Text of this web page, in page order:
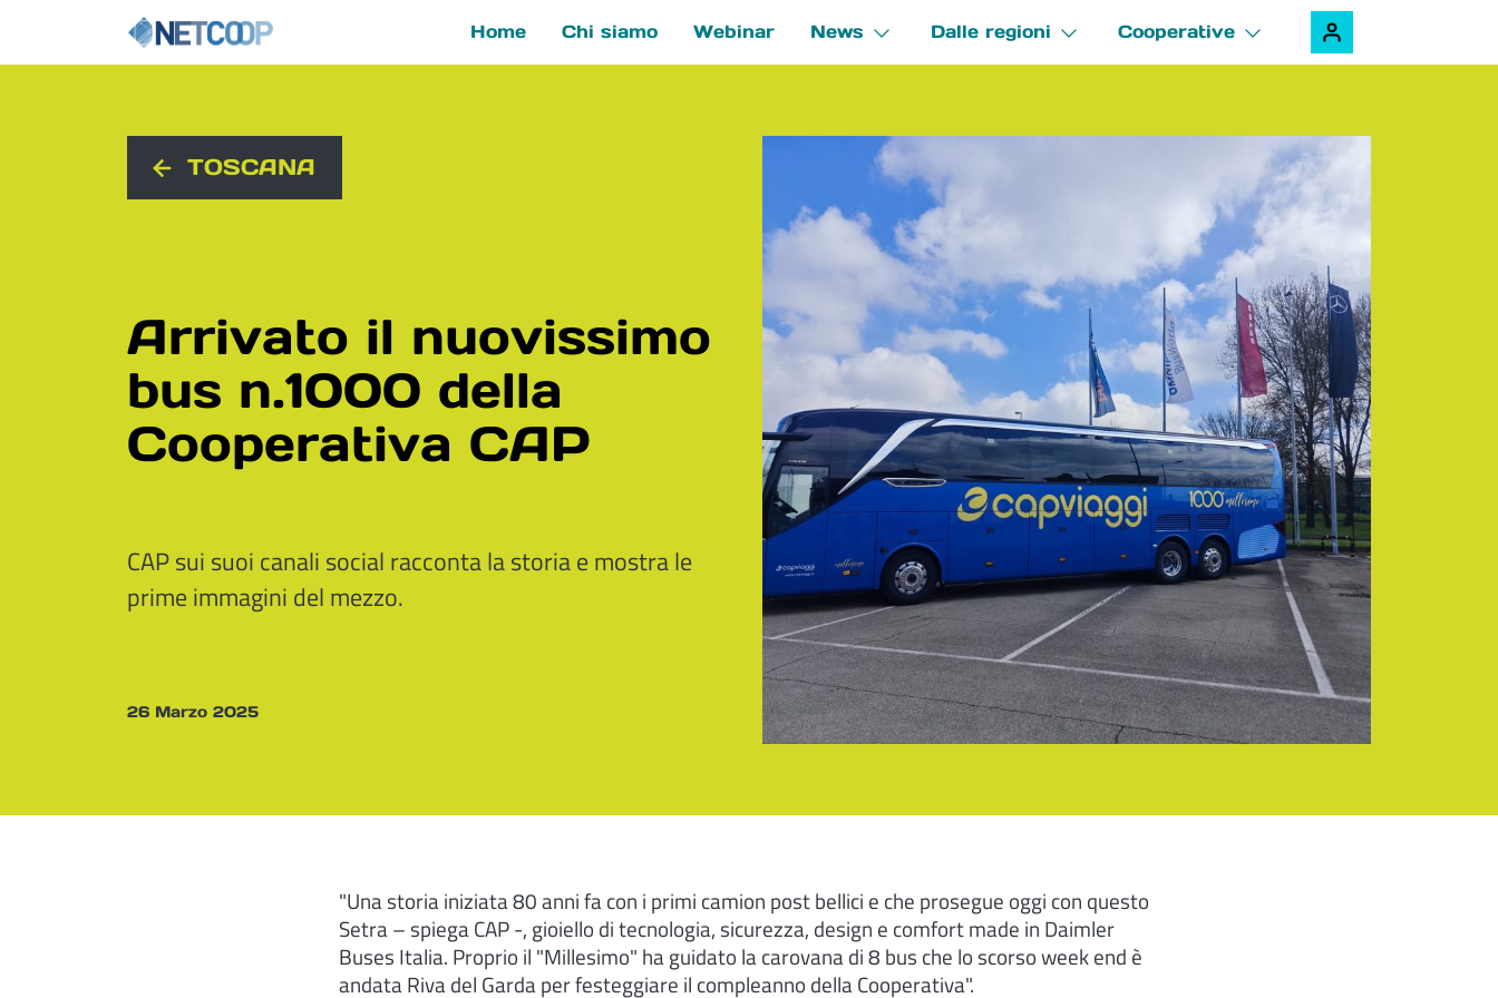
Navigazione principale
Home Chi siamo Webinar News Dalle regioni Cooperative
TOSCANA
Arrivato il nuovissimo
bus n.1000 della
Cooperativa CAP
CAP sui suoi canali social racconta la storia e mostra le
prime immagini del mezzo.
26 Marzo 2025
"Una storia iniziata 80 anni fa con i primi camion post bellici e che prosegue oggi con questo
Setra – spiega CAP -, gioiello di tecnologia, sicurezza, design e comfort made in Daimler
Buses Italia. Proprio il "Millesimo" ha guidato la carovana di 8 bus che lo scorso week end è
andata Riva del Garda per festeggiare il compleanno della Cooperativa".